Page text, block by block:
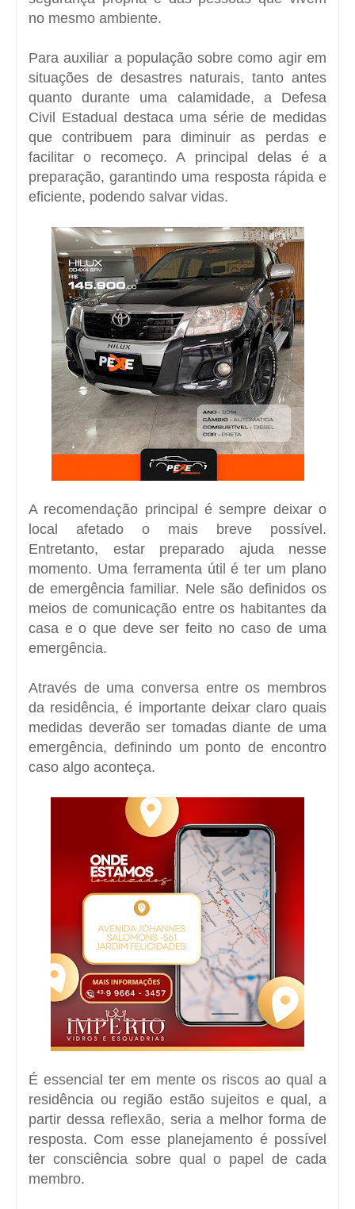
no mesmo ambiente.
Para auxiliar a população sobre como agir em
situações de desastres naturais, tanto antes
quanto durante uma calamidade, a Defesa
Civil Estadual destaca uma série de medidas
que contribuem para diminuir as perdas e
facilitar o recomeço. A principal delas é a
preparação, garantindo uma resposta rápida e
eficiente, podendo salvar vidas.
A recomendação principal é sempre deixar o
local afetado o mais breve possível.
Entretanto, estar preparado ajuda nesse
momento. Uma ferramenta útil é ter um plano
de emergência familiar. Nele são definidos os
meios de comunicação entre os habitantes da
casa e o que deve ser feito no caso de uma
emergência.
Através de uma conversa entre os membros
da residência, é importante deixar claro quais
medidas deverão ser tomadas diante de uma
emergência, definindo um ponto de encontro
caso algo aconteça.
É essencial ter em mente os riscos ao qual a
residência ou região estão sujeitos e qual, a
partir dessa reflexão, seria a melhor forma de
resposta. Com esse planejamento é possível
ter consciência sobre qual o papel de cada
membro.